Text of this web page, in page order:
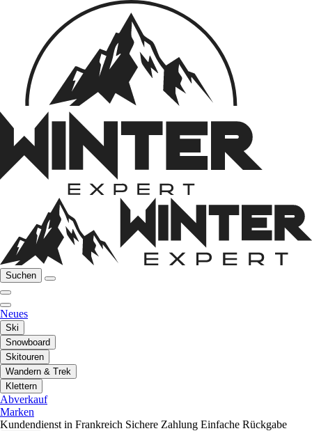
Suchen
Neues
Ski
Snowboard
Skitouren
Wandern & Trek
Klettern
Abverkauf
Marken
Kundendienst in Frankreich Sichere Zahlung Einfache Rückgabe